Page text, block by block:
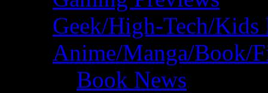
Geek/High-Tech/Kids
Anime/Manga/Book/
Book News